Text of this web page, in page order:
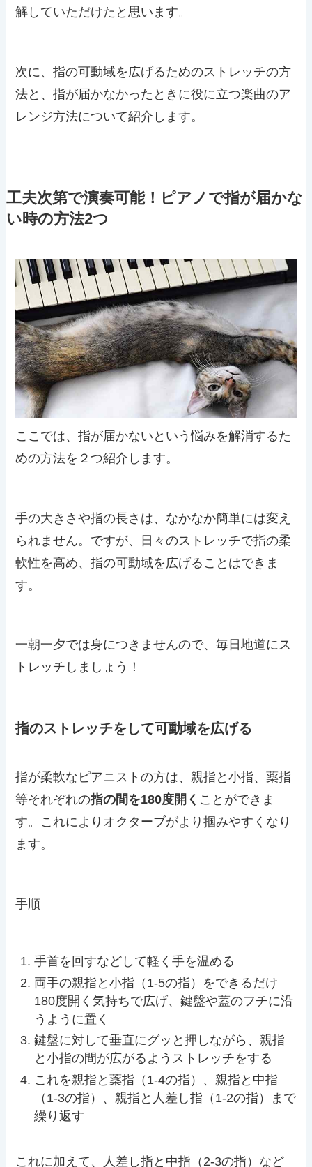
解していただけたと思います。
次に、指の可動域を広げるためのストレッチの方
法と、指が届かなかったときに役に立つ楽曲のア
レンジ方法について紹介します。
工夫次第で演奏可能！ピアノで指が届かな
い時の方法2つ
ここでは、指が届かないという悩みを解消するた
めの方法を２つ紹介します。
手の大きさや指の長さは、なかなか簡単には変え
られません。ですが、日々のストレッチで指の柔
軟性を高め、指の可動域を広げることはできま
す。
一朝一夕では身につきませんので、毎日地道にス
トレッチしましょう！
指のストレッチをして可動域を広げる
指が柔軟なピアニストの方は、親指と小指、薬指
等それぞれの指の間を180度開く ことができま
す。これによりオクターブがより掴みやすくなり
ます。
手順
手首を回すなどして軽く手を温める
両手の親指と小指（1-5の指）をできるだけ
180度開く気持ちで広げ、鍵盤や蓋のフチに沿
うように置く
鍵盤に対して垂直にグッと押しながら、親指
と小指の間が広がるようストレッチをする
これを親指と薬指（1-4の指）、親指と中指
（1-3の指）、親指と人差し指（1-2の指）まで
繰り返す
これに加えて、人差し指と中指（2-3の指）など